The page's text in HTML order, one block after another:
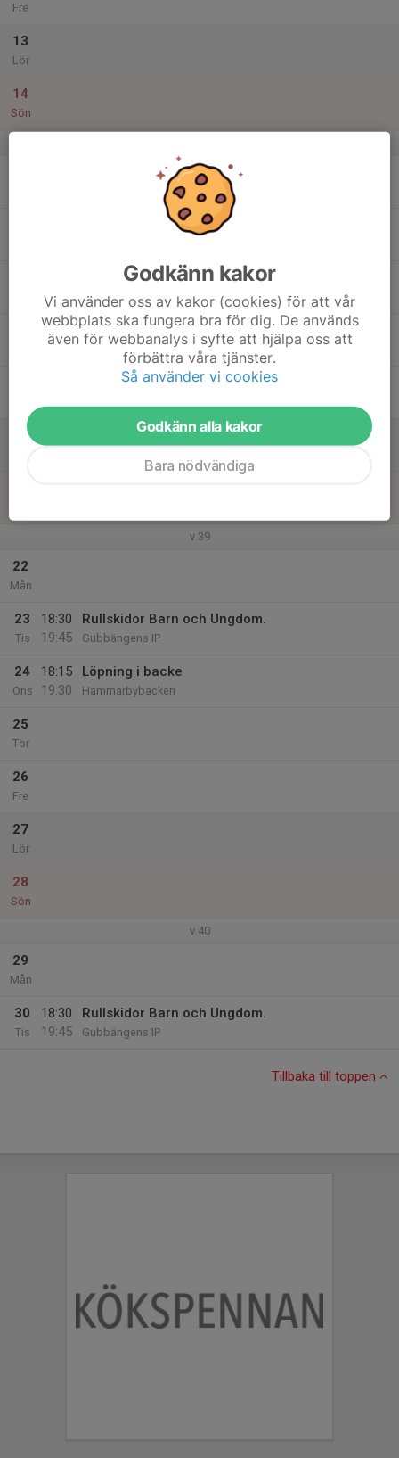
Fre
13
Lör
14
Sön
Rullskidor Barn och Ungdom.
20
v.39
22
Mån
23
Tis
18:30
19:45
Rullskidor Barn och Ungdom.
Gubbängens IP
24
Ons
18:15
19:30
Löpning i backe
Hammarbybacken
25
Tor
26
Fre
27
Lör
28
Sön
v.40
29
Mån
30
Tis
18:30
19:45
Rullskidor Barn och Ungdom.
Gubbängens IP
Tillbaka till toppen
Godkänn kakor
Vi använder oss av kakor (cookies) för att vår
webbplats ska fungera bra för dig. De används
även för webbanalys i syfte att hjälpa oss att
förbättra våra tjänster.
Så använder vi cookies
Godkänn alla kakor
Bara nödvändiga